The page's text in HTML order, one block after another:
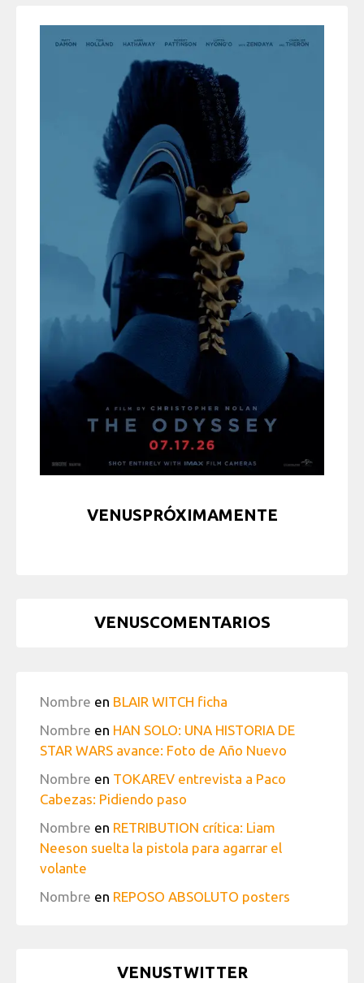
VENUSPRÓXIMAMENTE
VENUSCOMENTARIOS
Nombre en BLAIR WITCH ficha
Nombre en HAN SOLO: UNA HISTORIA DE
STAR WARS avance: Foto de Año Nuevo
Nombre en TOKAREV entrevista a Paco
Cabezas: Pidiendo paso
Nombre en RETRIBUTION crítica: Liam
Neeson suelta la pistola para agarrar el
volante
Nombre en REPOSO ABSOLUTO posters
VENUSTWITTER